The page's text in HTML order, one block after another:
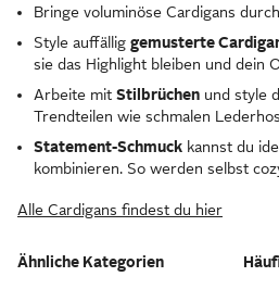
Bringe voluminöse Cardigans
Style auffälliggemusterte
sie das Highlight bleiben und dein
Arbeite mitStilbrüchen und style
Trendteilen wie schmalen
Statement-Schmuck kannst du
kombinieren. So werden selbst
Alle Cardigans findest du hier
Ähnliche Kategorien